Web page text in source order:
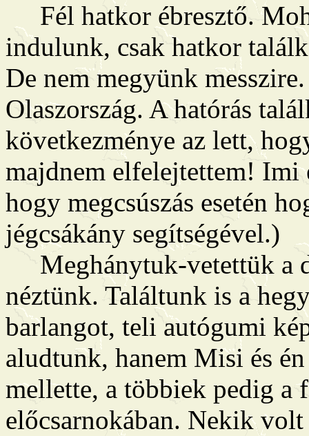
Fél hatkor ébresztő.
indulunk, csak hatkor
De nem megyünk
Olaszország. A hatórás
következménye az lett,
majdnem elfelejtettem! Imi
hogy megcsúszás esetén
jégcsákány segítségével.)
Meghánytuk-vetettük a
néztünk. Találtunk is a
barlangot, teli autógumi
aludtunk, hanem Misi és
mellette, a többiek pedig a
előcsarnokában. Nekik volt